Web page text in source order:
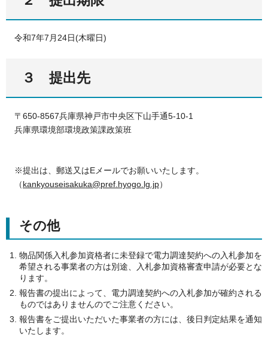
令和7年7月24日(木曜日)
３ 提出先
〒650-8567兵庫県神戸市中央区下山手通5-10-1
兵庫県環境部環境政策課政策班
※提出は、郵送又はEメールでお願いいたします。
（kankyouseisakuka@pref.hyogo.lg.jp）
その他
物品関係入札参加資格者に未登録で電力調達契約への入札参加を
希望される事業者の方は別途、入札参加資格審査申請が必要とな
ります。
報告書の提出によって、電力調達契約への入札参加が確約される
ものではありませんのでご注意ください。
報告書をご提出いただいた事業者の方には、後日判定結果を通知
いたします。